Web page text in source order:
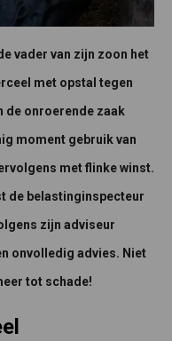
vader van zijn zoon het
met opstal tegen
de onroerende zaak
moment gebruik van
met flinke winst.
de belastinginspecteur
zijn adviseur
onvolledig advies. Niet
tot schade!